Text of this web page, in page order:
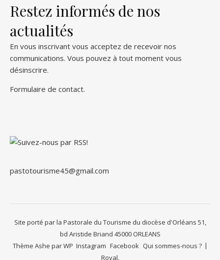
Restez informés de nos
actualités
En vous inscrivant vous acceptez de recevoir nos
communications. Vous pouvez à tout moment vous
désinscrire.
Formulaire de contact.
pastotourisme45@gmail.com
Site porté par la Pastorale du Tourisme du diocèse d'Orléans 51,
bd Aristide Briand 45000 ORLEANS
Instagram Facebook Qui sommes-nous ?
Thème Ashe parWP
Royal.